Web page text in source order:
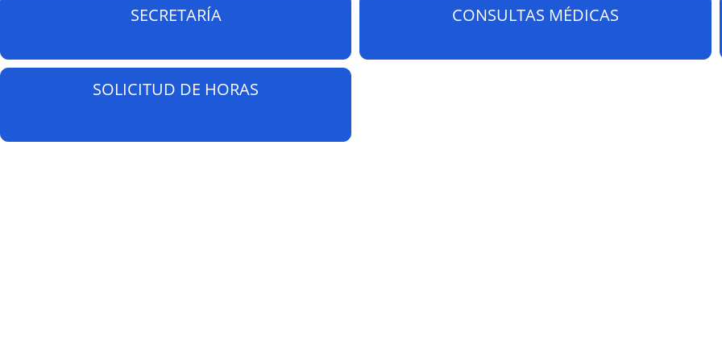
SECRETARÍA CONSULTAS MÉDICAS
SOLICITUD DE HORAS